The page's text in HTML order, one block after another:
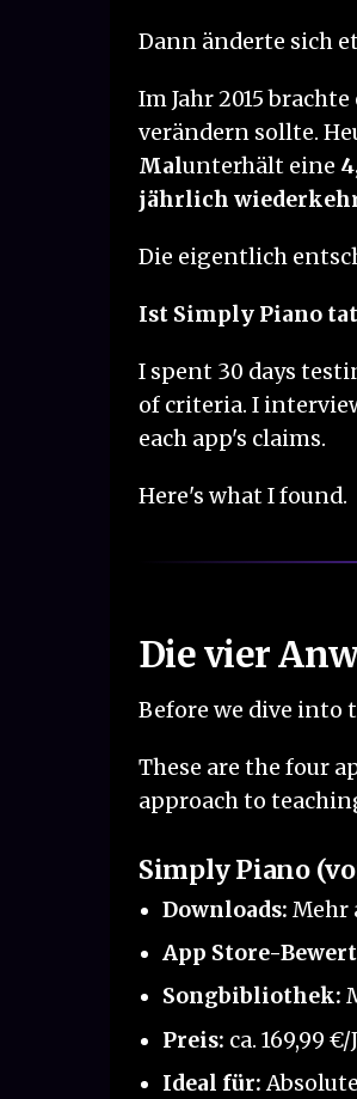
Dann änderte sich
Im Jahr 2015
verändern sollte.
Malunterhält eine
jährlich
Die eigentlich
Ist Simply Piano
I spent 30 days
of criteria. I
each app's claims.
Here's what I found.
Die vier
Before we dive into
These are the four
approach to
Simply Piano
Downloads: Mehr
App Store-
Songbibliothek:
Preis: ca. 169,99
Ideal für: